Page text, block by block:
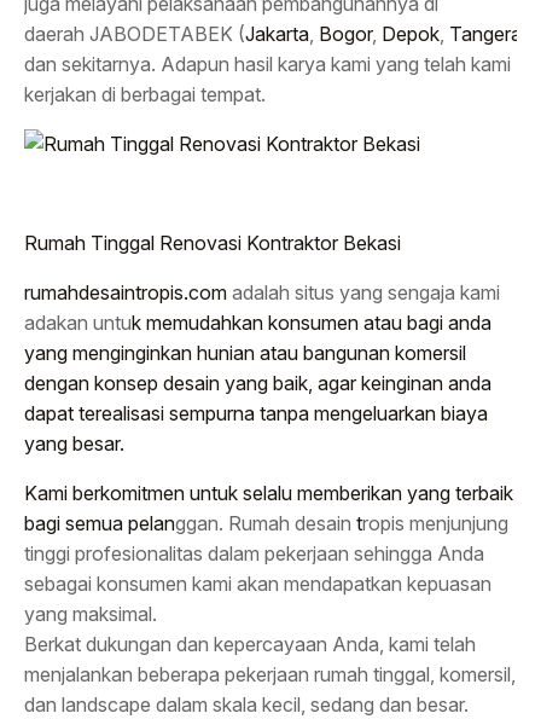
daerah JABODETABEK (Jakarta, Bogor, Depok,
dan sekitarnya. Adapun hasil karya kami yang telah kami
kerjakan di berbagai tempat.
Rumah Tinggal Renovasi Kontraktor Bekasi
rumahdesaintropis.com adalah situs yang sengaja kami
adakan untuk memudahkan konsumen atau bagi anda
yang menginginkan hunian atau bangunan komersil
dengan konsep desain yang baik, agar keinginan anda
dapat terealisasi sempurna tanpa mengeluarkan biaya
yang besar.
Kami berkomitmen untuk selalu memberikan yang terbaik
bagi semua pelanggan. Rumah desain tropis menjunjung
tinggi profesionalitas dalam pekerjaan sehingga Anda
sebagai konsumen kami akan mendapatkan kepuasan
yang maksimal.
Berkat dukungan dan kepercayaan Anda, kami telah
menjalankan beberapa pekerjaan rumah tinggal, komersil,
dan landscape dalam skala kecil, sedang dan besar.